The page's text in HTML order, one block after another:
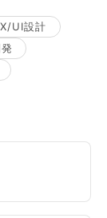
UI設計